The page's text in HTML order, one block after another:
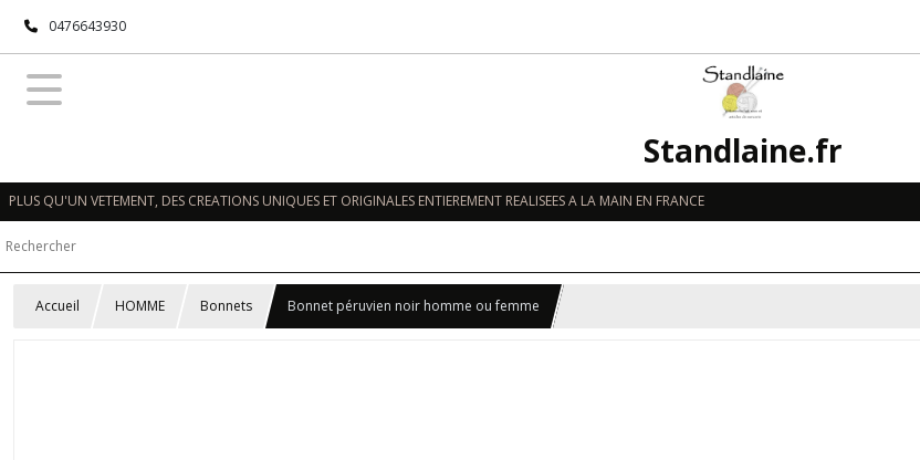
0476643930
Standlaine.fr
PLUS QU'UN VETEMENT, DES CREATIONS UNIQUES ET ORIGINALES ENTIEREMENT REALISEES A LA MAIN EN FRANCE
Accueil HOMME Bonnets Bonnet péruvien noir homme ou femme